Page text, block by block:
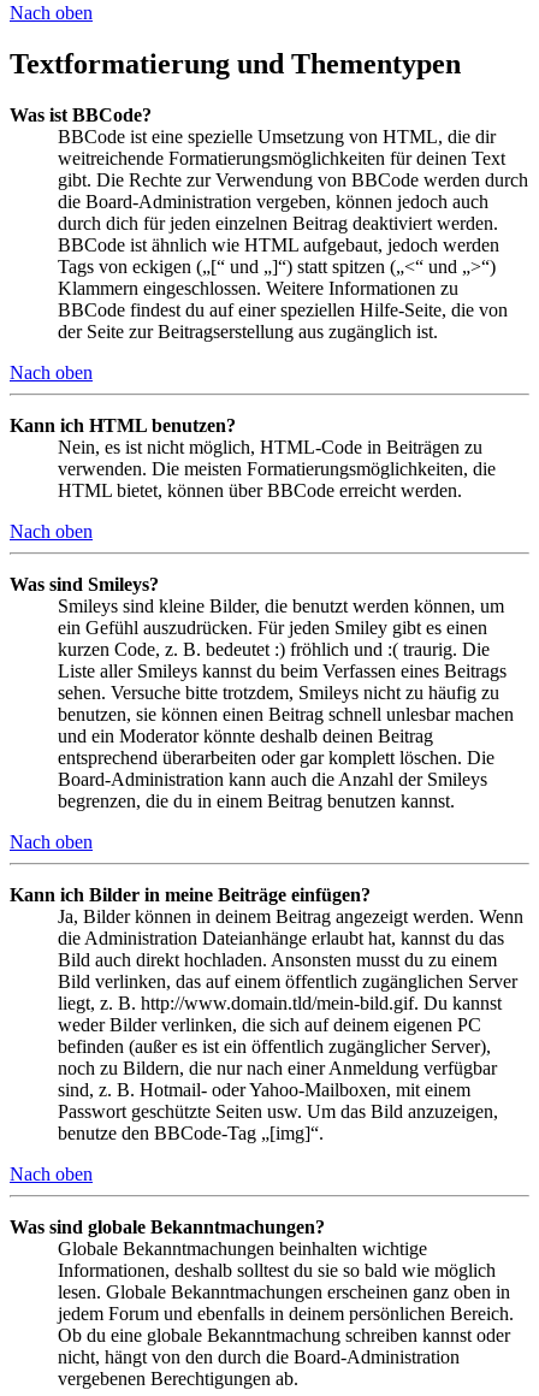
Nach oben
Textformatierung und Thementypen
Was ist BBCode?
BBCode ist eine spezielle Umsetzung von HTML, die dir
weitreichende Formatierungsmöglichkeiten für deinen Text
gibt. Die Rechte zur Verwendung von BBCode werden durch
die Board-Administration vergeben, können jedoch auch
durch dich für jeden einzelnen Beitrag deaktiviert werden.
BBCode ist ähnlich wie HTML aufgebaut, jedoch werden
Tags von eckigen („[“ und „]“) statt spitzen („<“ und „>“)
Klammern eingeschlossen. Weitere Informationen zu
BBCode findest du auf einer speziellen Hilfe-Seite, die von
der Seite zur Beitragserstellung aus zugänglich ist.
Nach oben
Kann ich HTML benutzen?
Nein, es ist nicht möglich, HTML-Code in Beiträgen zu
verwenden. Die meisten Formatierungsmöglichkeiten, die
HTML bietet, können über BBCode erreicht werden.
Nach oben
Was sind Smileys?
Smileys sind kleine Bilder, die benutzt werden können, um
ein Gefühl auszudrücken. Für jeden Smiley gibt es einen
kurzen Code, z. B. bedeutet :) fröhlich und :( traurig. Die
Liste aller Smileys kannst du beim Verfassen eines Beitrags
sehen. Versuche bitte trotzdem, Smileys nicht zu häufig zu
benutzen, sie können einen Beitrag schnell unlesbar machen
und ein Moderator könnte deshalb deinen Beitrag
entsprechend überarbeiten oder gar komplett löschen. Die
Board-Administration kann auch die Anzahl der Smileys
begrenzen, die du in einem Beitrag benutzen kannst.
Nach oben
Kann ich Bilder in meine Beiträge einfügen?
Ja, Bilder können in deinem Beitrag angezeigt werden. Wenn
die Administration Dateianhänge erlaubt hat, kannst du das
Bild auch direkt hochladen. Ansonsten musst du zu einem
Bild verlinken, das auf einem öffentlich zugänglichen Server
liegt, z. B. http://www.domain.tld/mein-bild.gif. Du kannst
weder Bilder verlinken, die sich auf deinem eigenen PC
befinden (außer es ist ein öffentlich zugänglicher Server),
noch zu Bildern, die nur nach einer Anmeldung verfügbar
sind, z. B. Hotmail- oder Yahoo-Mailboxen, mit einem
Passwort geschützte Seiten usw. Um das Bild anzuzeigen,
benutze den BBCode-Tag „[img]“.
Nach oben
Was sind globale Bekanntmachungen?
Globale Bekanntmachungen beinhalten wichtige
Informationen, deshalb solltest du sie so bald wie möglich
lesen. Globale Bekanntmachungen erscheinen ganz oben in
jedem Forum und ebenfalls in deinem persönlichen Bereich.
Ob du eine globale Bekanntmachung schreiben kannst oder
nicht, hängt von den durch die Board-Administration
vergebenen Berechtigungen ab.